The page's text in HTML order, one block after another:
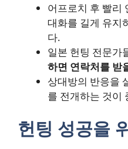
어프로치 후 빨리
대화를 길게 유지
다.
일본 헌팅 전문가
하면 연락처를 받
상대방의 반응을
를 전개하는 것이
헌팅 성공을